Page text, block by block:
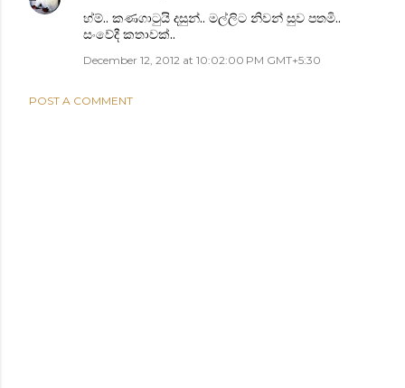
හ්ම්.. කණගාටුයි දසුන්.. මල්ලිට නිවන් සුව පතමි..
සංවේදී කතාවක්..
December 12, 2012 at 10:02:00 PM GMT+5:30
POST A COMMENT